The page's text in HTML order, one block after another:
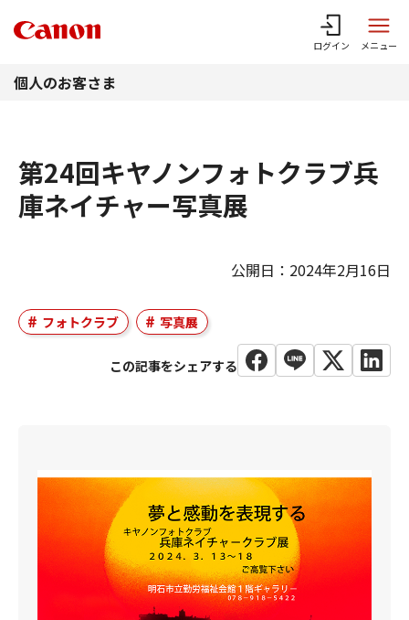
ログイン メニュー
個人のお客さま
第24回キヤノンフォトクラブ兵
庫ネイチャー写真展
公開日：2024年2月16日
フォトクラブ 写真展